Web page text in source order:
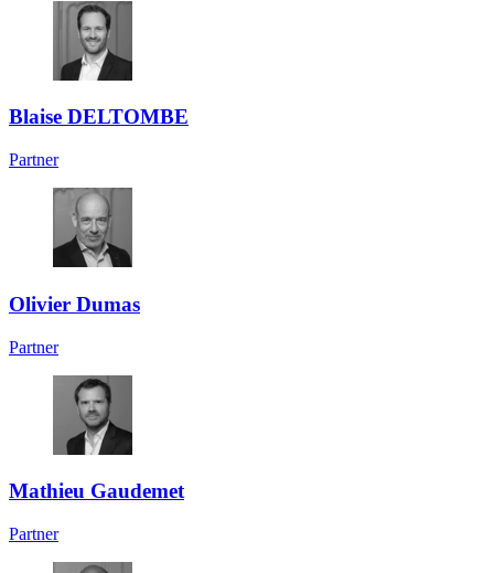
Blaise DELTOMBE
Partner
Olivier Dumas
Partner
Mathieu Gaudemet
Partner